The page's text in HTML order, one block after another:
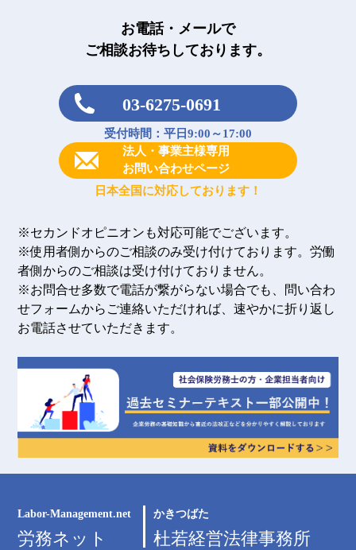
お電話・メールで
ご相談お待ちしております。
03-6275-0691
受付時間：平日9:00～17:00
法人・事業主様専用
お問い合わせページ
日本全国に対応しております！
※セカンドオピニオンも対応可能でございます。
※使用者側からのご相談のみ受け付けております。労働
者側からのご相談は受け付けておりません。
※お問合せ多数で電話が繋がらない場合でも、問い合わ
せフォームからご連絡いただければ、速やかに折り返し
お電話させていただきます。
Labor-Management.net
労務ネット
かきつばた
杜若経営法律事務所